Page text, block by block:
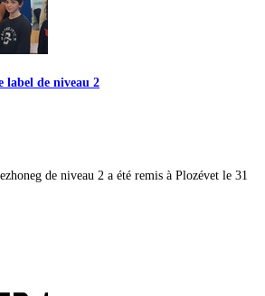
label de niveau 2
de niveau 2 a été remis à Plozévet le 31